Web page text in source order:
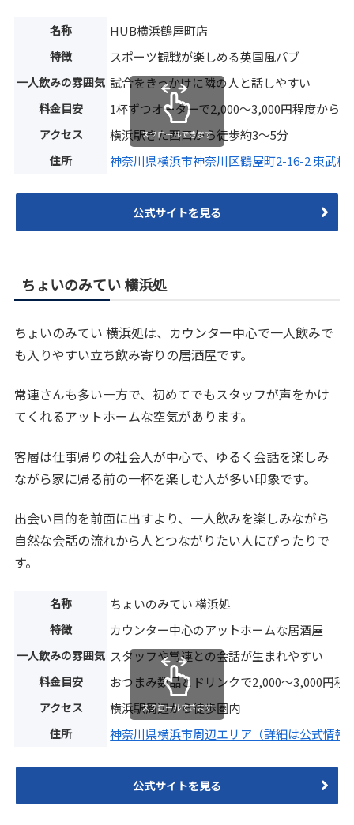
名称 HUB横浜鶴屋町店
特徴 スポーツ観戦が楽しめる英国風パブ
一人飲みの雰囲気 試合をきっかけに隣の人と話しやすい
料金目安 1杯ずつオーダーで2,000〜3,000円程度から
アクセス 横浜駅きた西口から徒歩約3〜5分
住所 神奈川県横浜市神奈川区鶴屋町2-16-2 東武横
スクロールできます
公式サイトを見る
ちょいのみてい 横浜処
ちょいのみてい 横浜処は、カウンター中心で一人飲みで
も入りやすい立ち飲み寄りの居酒屋です。
常連さんも多い一方で、初めてでもスタッフが声をかけ
てくれるアットホームな空気があります。
客層は仕事帰りの社会人が中心で、ゆるく会話を楽しみ
ながら家に帰る前の一杯を楽しむ人が多い印象です。
出会い目的を前面に出すより、一人飲みを楽しみながら
自然な会話の流れから人とつながりたい人にぴったりで
す。
名称 ちょいのみてい 横浜処
特徴 カウンター中心のアットホームな居酒屋
一人飲みの雰囲気 スタッフや常連との会話が生まれやすい
料金目安 おつまみ数品とドリンクで2,000〜3,000円程
アクセス 横浜駅周辺から徒歩圏内
住所 神奈川県横浜市周辺エリア（詳細は公式情報
スクロールできます
公式サイトを見る